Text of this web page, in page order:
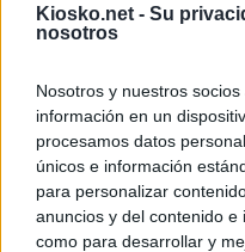
Kiosko.net - Su
nosotros
Nosotros y nuestros
información en un
procesamos datos
únicos e información
para personalizar
anuncios y del contenido
como para desarrollar y